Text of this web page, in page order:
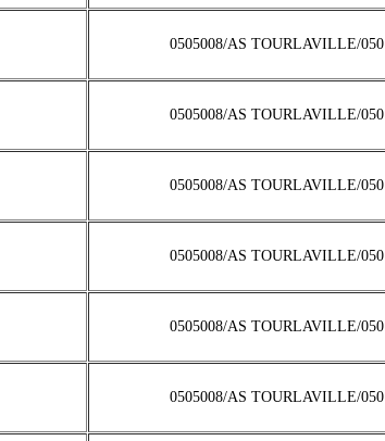
0505008/AS TOURLAVILLE/050
0505008/AS TOURLAVILLE/050
0505008/AS TOURLAVILLE/050
0505008/AS TOURLAVILLE/050
0505008/AS TOURLAVILLE/050
0505008/AS TOURLAVILLE/050